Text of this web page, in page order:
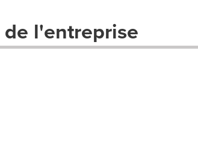
l'entreprise